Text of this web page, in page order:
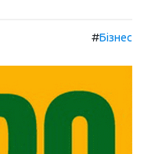
#Бізнес